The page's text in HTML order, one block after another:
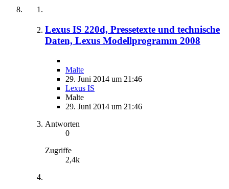
Lexus IS 220d, Pressetexte und technische
Daten, Lexus Modellprogramm 2008
Malte
29. Juni 2014 um 21:46
Lexus IS
Malte
29. Juni 2014 um 21:46
Antworten
0
Zugriffe
2,4k